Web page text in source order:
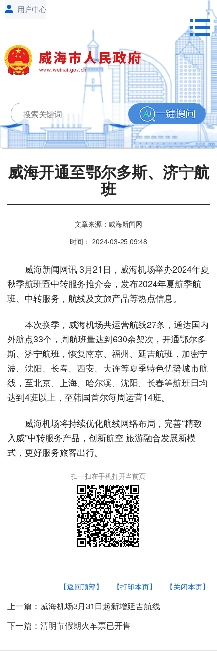
威海开通至鄂尔多斯、济宁航
班
文章来源：威海新闻网
时间： 2024-03-25 09:48
威海新闻网讯 3月21日，威海机场举办2024年夏
秋季航班暨中转服务推介会，发布2024年夏航季航
班、中转服务，航线及文旅产品等热点信息。
本次换季，威海机场共运营航线27条，通达国内
外航点33个，周航班量达到630余架次，开通鄂尔多
斯、济宁航班，恢复南京、福州、延吉航班，加密宁
波、沈阳、长春、西安、大连等夏季特色优势城市航
线，至北京、上海、哈尔滨、沈阳、长春等航班日均
达到4班以上，至韩国首尔每周运营14班。
威海机场将持续优化航线网络布局，完善“精致
入威”中转服务产品，创新航空 旅游融合发展新模
式，更好服务旅客出行。
扫一扫在手机打开当前页
【关闭本页】
【打印本页】
【返回顶部】
上一篇：威海机场3月31日起新增延吉航线
下一篇：清明节假期火车票已开售